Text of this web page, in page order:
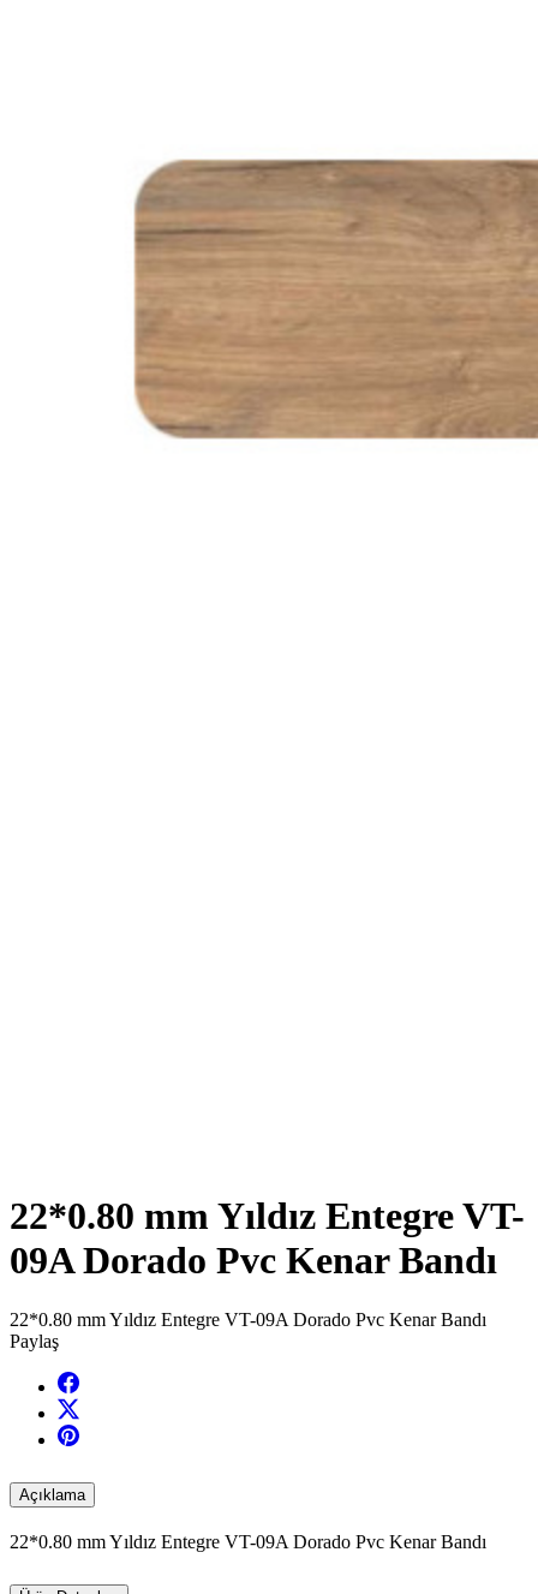
22*0.80 mm Yıldız Entegre VT-
09A Dorado Pvc Kenar Bandı
22*0.80 mm Yıldız Entegre VT-09A Dorado Pvc Kenar Bandı
Paylaş
Açıklama
22*0.80 mm Yıldız Entegre VT-09A Dorado Pvc Kenar Bandı